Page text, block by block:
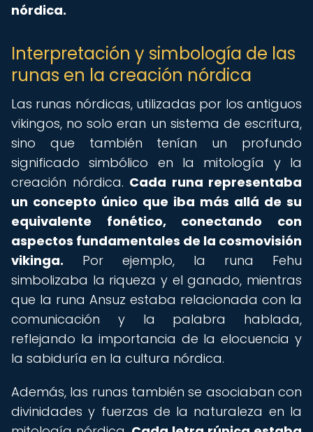
nórdica.
Interpretación y simbología de las
runas en la creación nórdica
Las runas nórdicas, utilizadas por los antiguos
vikingos, no solo eran un sistema de escritura,
sino que también tenían un profundo
significado simbólico en la mitología y la
creación nórdica. Cada runa representaba
un concepto único que iba más allá de su
equivalente fonético, conectando con
aspectos fundamentales de la cosmovisión
vikinga. Por ejemplo, la runa Fehu
simbolizaba la riqueza y el ganado, mientras
que la runa Ansuz estaba relacionada con la
comunicación y la palabra hablada,
reflejando la importancia de la elocuencia y
la sabiduría en la cultura nórdica.
Además, las runas también se asociaban con
divinidades y fuerzas de la naturaleza en la